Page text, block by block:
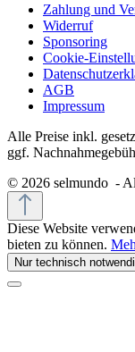
Zahlung und
Widerruf
Sponsoring
Cookie-
AGB
Impressum
Alle Preise inkl.
ggf.
© 2026 selmundo -
Diese Website
bieten zu können.
Nur technisch